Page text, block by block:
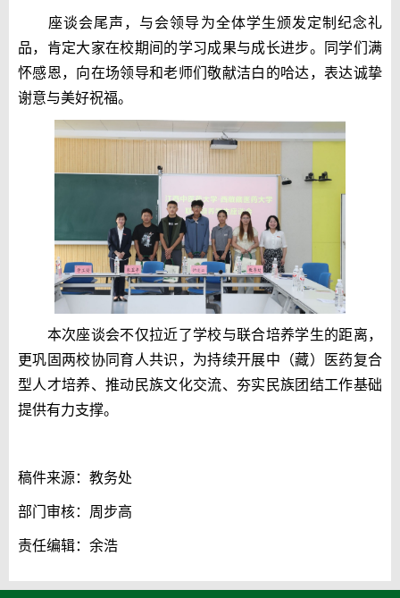
座谈会尾声，与会领导为全体学生颁发定制纪念礼
品，肯定大家在校期间的学习成果与成长进步。同学们满
怀感恩，向在场领导和老师们敬献洁白的哈达，表达诚挚
谢意与美好祝福。
本次座谈会不仅拉近了学校与联合培养学生的距离，
更巩固两校协同育人共识，为持续开展中（藏）医药复合
型人才培养、推动民族文化交流、夯实民族团结工作基础
提供有力支撑。
稿件来源：教务处
部门审核：周步高
责任编辑：余浩